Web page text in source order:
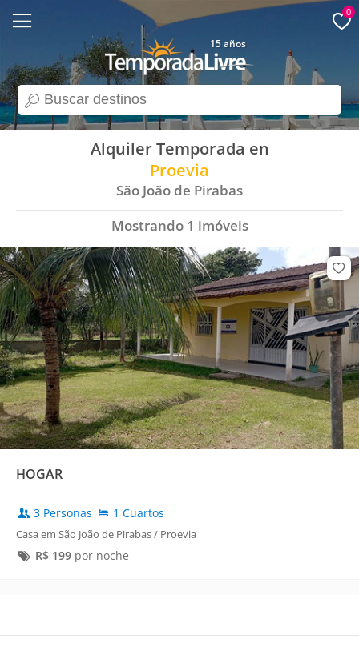
search
15 años
0
Alquiler Temporada en
Proevia
São João de Pirabas
Mostrando 1 imóveis
HOGAR
3 Personas 1 Cuartos
Casa em São João de Pirabas / Proevia
R$ 199por noche